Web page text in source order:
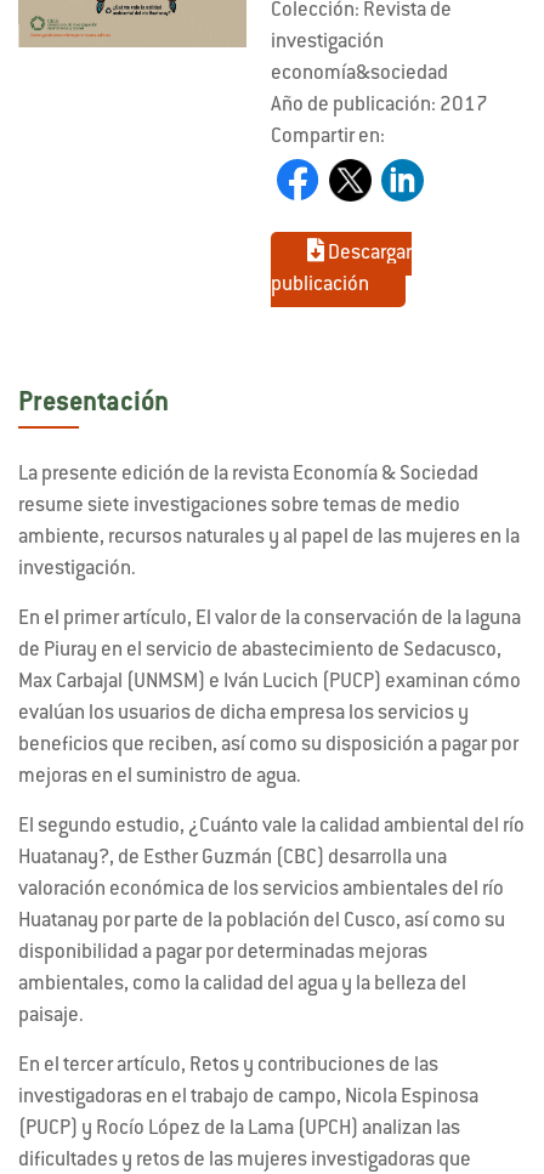
Colección: Revista de
investigación
economía&sociedad
Año de publicación: 2017
Compartir en:
Descargar
publicación
Presentación
La presente edición de la revista Economía & Sociedad
resume siete investigaciones sobre temas de medio
ambiente, recursos naturales y al papel de las mujeres en la
investigación.
En el primer artículo, El valor de la conservación de la laguna
de Piuray en el servicio de abastecimiento de Sedacusco,
Max Carbajal (UNMSM) e Iván Lucich (PUCP) examinan cómo
evalúan los usuarios de dicha empresa los servicios y
beneficios que reciben, así como su disposición a pagar por
mejoras en el suministro de agua.
El segundo estudio, ¿Cuánto vale la calidad ambiental del río
Huatanay?, de Esther Guzmán (CBC) desarrolla una
valoración económica de los servicios ambientales del río
Huatanay por parte de la población del Cusco, así como su
disponibilidad a pagar por determinadas mejoras
ambientales, como la calidad del agua y la belleza del
paisaje.
En el tercer artículo, Retos y contribuciones de las
investigadoras en el trabajo de campo, Nicola Espinosa
(PUCP) y Rocío López de la Lama (UPCH) analizan las
dificultades y retos de las mujeres investigadoras que